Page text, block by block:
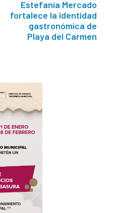
Estefanía Mercado
fortalece la identidad
gastronómica de
Playa del Carmen